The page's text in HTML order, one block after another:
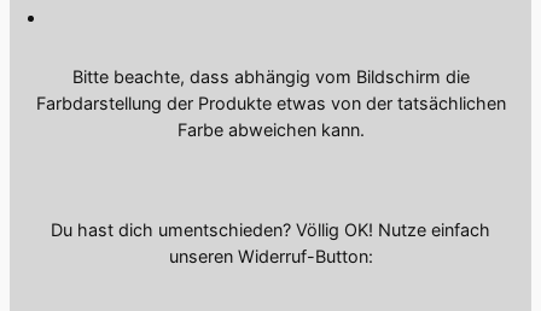
Bitte beachte, dass abhängig vom Bildschirm die
Farbdarstellung der Produkte etwas von der tatsächlichen
Farbe abweichen kann.
Du hast dich umentschieden? Völlig OK! Nutze einfach
unseren Widerruf-Button: